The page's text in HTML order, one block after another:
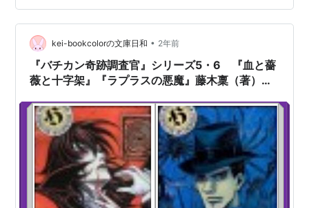
ロベルトですが、初めからこうだったわけではないんで
す。ロベルトの人生は、とにかく困難の連続でした。す
べてを乗り越えて、自分が自分らしくあるべき姿を見つ
けるまでには、長い時間が必要でした。そして自分の
い…
kei-bookcolorの文庫日和 • 2年前
『バチカン奇跡調査官』シリーズ5・6 『血と薔
薇と十字架』『ラプラスの悪魔』藤木稟（著）の